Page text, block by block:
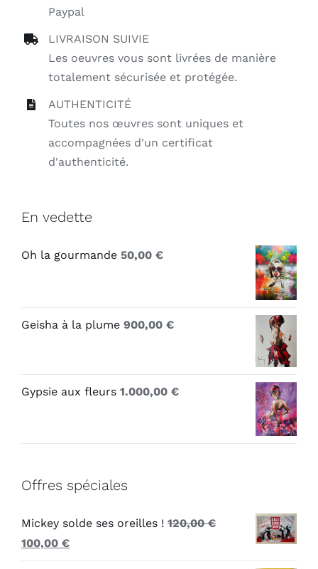
Paypal
LIVRAISON SUIVIE
Les oeuvres vous sont livrées de manière
totalement sécurisée et protégée.
AUTHENTICITÉ
Toutes nos œuvres sont uniques et
accompagnées d'un certificat
d'authenticité.
En vedette
Oh la gourmande 50,00 €
Geisha à la plume 900,00 €
Gypsie aux fleurs 1.000,00 €
Offres spéciales
Mickey solde ses oreilles ! 120,00€
Le
100,00 €Le